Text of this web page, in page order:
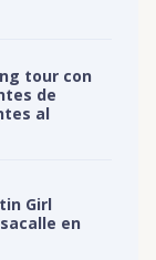
tour con
de
al
Girl
en